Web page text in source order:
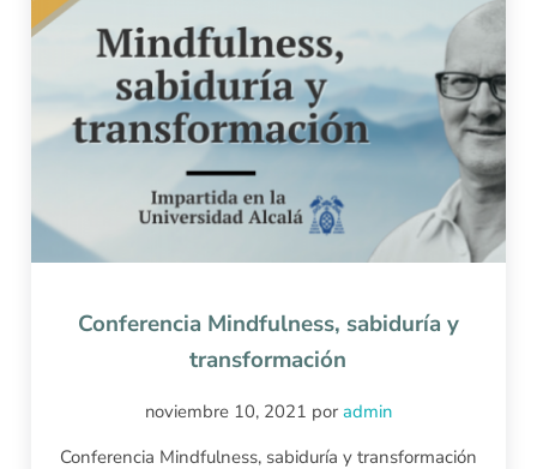
Conferencia Mindfulness, sabiduría y
transformación
noviembre 10, 2021 por admin
Conferencia Mindfulness, sabiduría y transformación